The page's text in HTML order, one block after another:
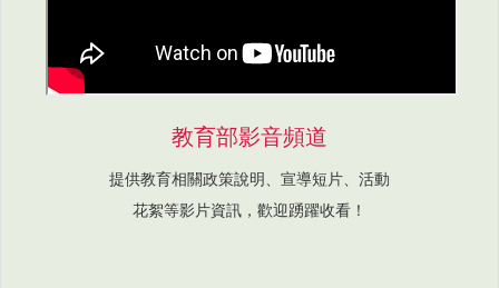
教育部影音頻道
提供教育相關政策說明、宣導短片、活動
花絮等影片資訊，歡迎踴躍收看！